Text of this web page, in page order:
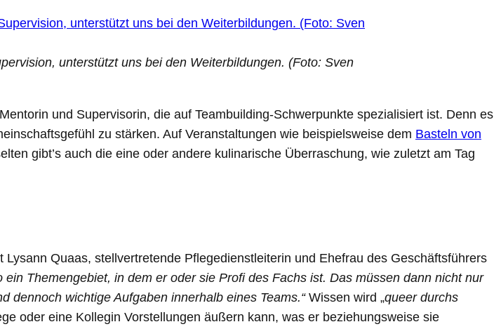
unterstützt uns bei den Weiterbildungen. (Foto: Sven
und Supervisorin, die auf Teambuilding-Schwerpunkte spezialisiert ist. Denn es
zu stärken. Auf Veranstaltungen wie beispielsweise dem Basteln von
gibt’s auch die eine oder andere kulinarische Überraschung, wie zuletzt am Tag
Quaas, stellvertretende Pflegedienstleiterin und Ehefrau des Geschäftsführers
ein Themengebiet, in dem er oder sie Profi des Fachs ist. Das müssen dann nicht nur
dennoch wichtige Aufgaben innerhalb eines Teams.“Wissen wird „queer durchs
oder eine Kollegin Vorstellungen äußern kann, was er beziehungsweise sie